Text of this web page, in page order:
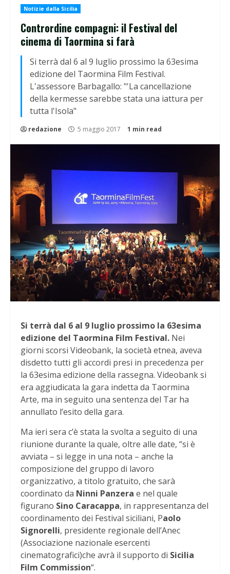
Notizie dalla Sicilia
Contrordine compagni: il Festival del
cinema di Taormina si farà
Si terrà dal 6 al 9 luglio prossimo la 63esima
edizione del Taormina Film Festival.
L'assessore Barbagallo: "'La cancellazione
della kermesse sarebbe stata una iattura per
tutta l'Isola"
redazione 5 maggio 2017 1 min read
Si terrà dal 6 al 9 luglio prossimo la 63esima
edizione del Taormina Film Festival. Nei
giorni scorsi Videobank, la società etnea, aveva
disdetto tutti gli accordi presi in precedenza per
la 63esima edizione della rassegna. Videobank si
era aggiudicata la gara indetta da Taormina
Arte, ma in seguito una sentenza del Tar ha
annullato l’esito della gara.
Ma ieri sera c’è stata la svolta a seguito di una
riunione durante la quale, oltre alle date, “si è
avviata – si legge in una nota – anche la
composizione del gruppo di lavoro
organizzativo, a titolo gratuito, che sarà
coordinato da Ninni Panzera e nel quale
figurano Sino Caracappa, in rappresentanza del
coordinamento dei Festival siciliani, Paolo
Signorelli, presidente regionale dell’Anec
(Associazione nazionale esercenti
cinematografici)che avrà il supporto di Sicilia
Film Commission“.